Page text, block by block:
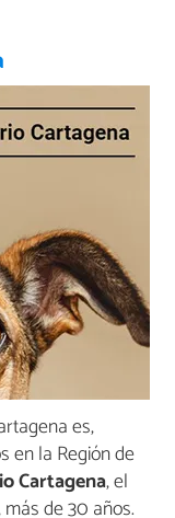
es,
en la Región de
Cartagena, el
de 30 años.